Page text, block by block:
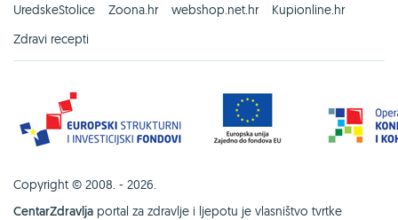
UredskeStolice
Zoona.hr webshop.net.hr
Kupionline.hr
Zdravi recepti
Copyright © 2008. - 2026.
CentarZdravlja portal za zdravlje i ljepotu je vlasništvo tvrtke